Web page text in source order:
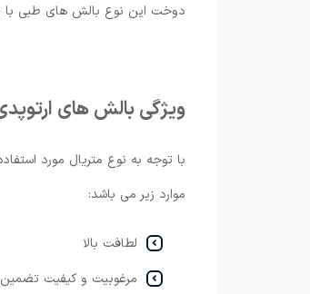
دوخت این نوع بالش های طبی با
ویژگی بالش های
با توجه به نوع متریال مورد
موارد زیر می باشد:
لطافت بالا
مرغوبیت و کیفیت